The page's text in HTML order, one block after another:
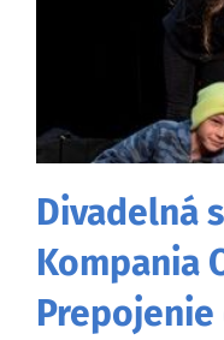
Divadelná
Kompania